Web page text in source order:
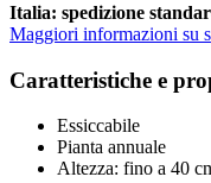
Italia: spedizione
Maggiori informazioni su
Caratteristiche e
Essiccabile
Pianta annuale
Altezza: fino a 40